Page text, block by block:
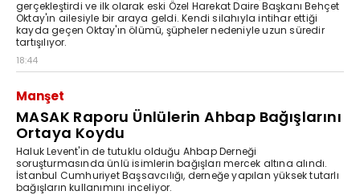
gerçekleştirdi ve ilk olarak eski Özel Harekat Daire Başkanı Behçet
Oktay'ın ailesiyle bir araya geldi. Kendi silahıyla intihar ettiği
kayda geçen Oktay'ın ölümü, şüpheler nedeniyle uzun süredir
tartışılıyor.
18:44
Manşet
MASAK Raporu Ünlülerin Ahbap Bağışlarını
Ortaya Koydu
Haluk Levent'in de tutuklu olduğu Ahbap Derneği
soruşturmasında ünlü isimlerin bağışları mercek altına alındı.
İstanbul Cumhuriyet Başsavcılığı, derneğe yapılan yüksek tutarlı
bağışların kullanımını inceliyor.